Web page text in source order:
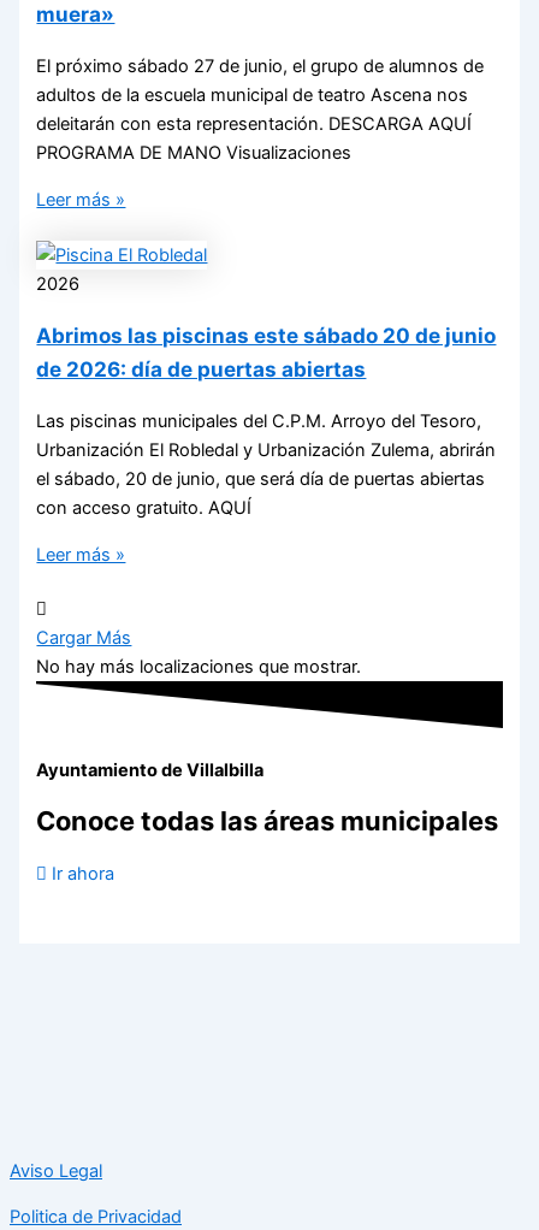
muera»
El próximo sábado 27 de junio, el grupo de alumnos de
adultos de la escuela municipal de teatro Ascena nos
deleitarán con esta representación. DESCARGA AQUÍ
PROGRAMA DE MANO Visualizaciones
Leer más »
2026
Abrimos las piscinas este sábado 20 de junio
de 2026: día de puertas abiertas
Las piscinas municipales del C.P.M. Arroyo del Tesoro,
Urbanización El Robledal y Urbanización Zulema, abrirán
el sábado, 20 de junio, que será día de puertas abiertas
con acceso gratuito. AQUÍ
Leer más »
Cargar Más
No hay más localizaciones que mostrar.
Ayuntamiento de Villalbilla
Conoce todas las áreas municipales
Ir ahora
Aviso Legal
Politica de Privacidad